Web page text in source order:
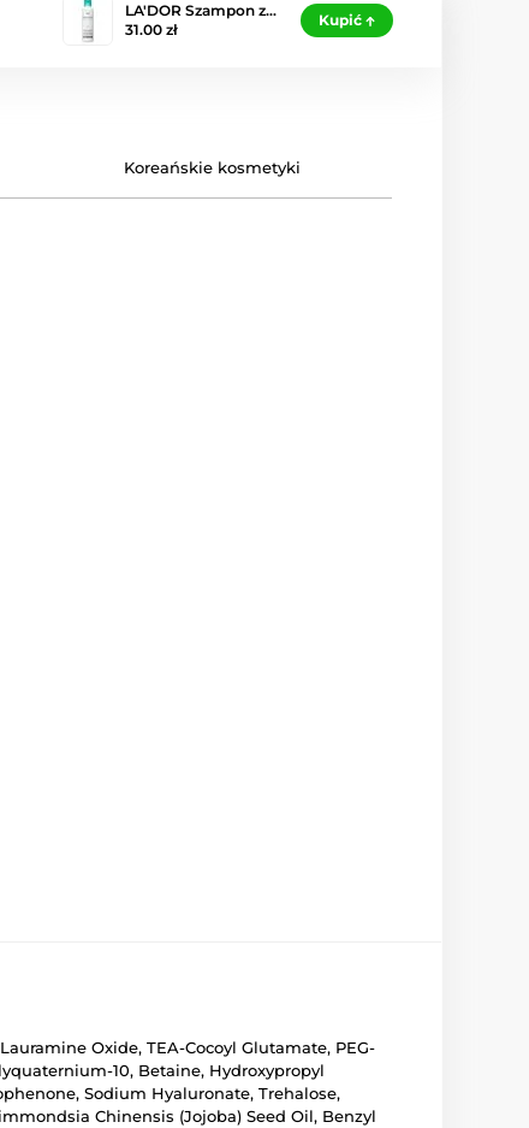
LA'DOR Szampon z…
31.00 zł
Kupić
Koreańskie kosmetyki
Oxide, TEA-Cocoyl Glutamate, PEG-
10, Betaine, Hydroxypropyl
Sodium Hyaluronate, Trehalose,
Chinensis (Jojoba) Seed Oil, Benzyl